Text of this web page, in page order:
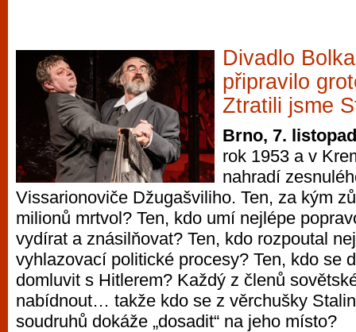
Divadlo
připravilo
Ztratili jsme
Brno, 7.
rok 1953 a v
nahradí
Vissarionoviče Džugašviliho. Ten, za kým
milionů mrtvol? Ten, kdo umí nejlépe
vydírat a znásilňovat? Ten, kdo rozpoutal
vyhlazovací politické procesy? Ten, kdo se
domluvit s Hitlerem? Každý z členů
nabídnout… takže kdo se z věrchušky
soudruhů dokáže „dosadit“ na jeho místo?